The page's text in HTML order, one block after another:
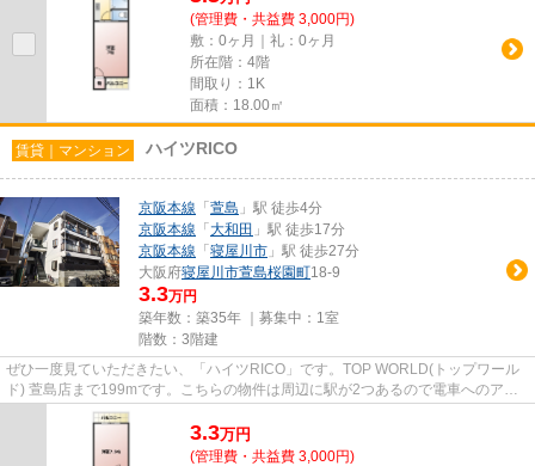
(管理費・共益費 3,000円)
敷：0ヶ月｜礼：0ヶ月
所在階：4階
間取り：1K
面積：18.00㎡
賃貸｜マンション ハイツRICO
京阪本線 「 萱島 」駅 徒歩4分
京阪本線 「 大和田 」駅 徒歩17分
京阪本線 「 寝屋川市 」駅 徒歩27分
大阪府寝屋川市萱島桜園町18-9
3.3万円
築年数：築35年 ｜募集中： 1室
階数：3階建
ぜひ一度見ていただきたい、「ハイツRICO」です。TOP WORLD(トップワール
ド) 萱島店まで199mです。こちらの物件は周辺に駅が2つあるので電車へのアク
セスが便利な物件です。徒歩4分で...
3.3万円
(管理費・共益費 3,000円)